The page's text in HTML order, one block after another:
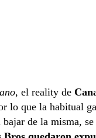
, el reality de
lo que la habitual
de la misma,